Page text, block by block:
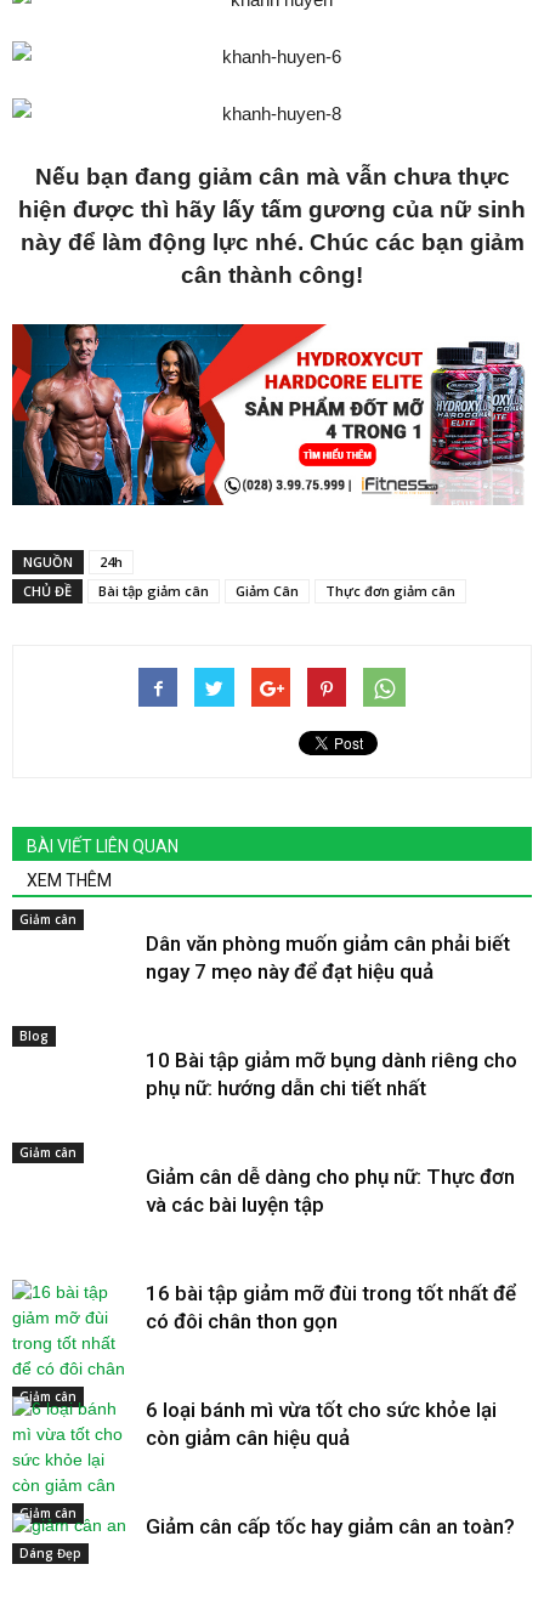
Nếu bạn đang giảm cân mà vẫn chưa thực
hiện được thì hãy lấy tấm gương của nữ sinh
này để làm động lực nhé. Chúc các bạn giảm
cân thành công!
NGUỒN
24h
CHỦ ĐỀ
Bài tập giảm cân Giảm Cân Thực đơn giảm cân
BÀI VIẾT LIÊN QUAN
XEM THÊM
Giảm cân
Dân văn phòng muốn giảm cân phải biết
ngay 7 mẹo này để đạt hiệu quả
Blog
10 Bài tập giảm mỡ bụng dành riêng cho
phụ nữ: hướng dẫn chi tiết nhất
Giảm cân
Giảm cân dễ dàng cho phụ nữ: Thực đơn
và các bài luyện tập
Giảm cân
16 bài tập giảm mỡ đùi trong tốt nhất để
có đôi chân thon gọn
Giảm cân
6 loại bánh mì vừa tốt cho sức khỏe lại
còn giảm cân hiệu quả
Dáng Đẹp
Giảm cân cấp tốc hay giảm cân an toàn?